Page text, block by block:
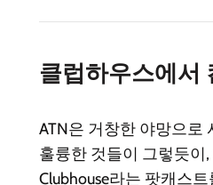
클럽하우스에서
ATN은 거창한 야망으로
훌륭한 것들이 그렇듯이
Clubhouse라는 팟캐스